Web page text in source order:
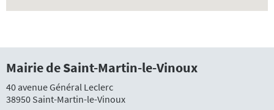
Mairie de Saint-Martin-le-Vinoux
40 avenue Général Leclerc
38950 Saint-Martin-le-Vinoux